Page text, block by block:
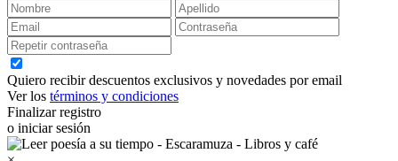
Quiero recibir descuentos exclusivos y novedades por email
Ver los términos y condiciones
Finalizar registro
o iniciar sesión